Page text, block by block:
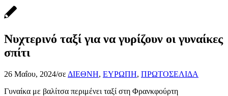
Νυχτερινό ταξί για να γυρίζουν οι γυναίκες
σπίτι
26 Μαΐου, 2024/σε ΔΙΕΘΝΗ, ΕΥΡΩΠΗ, ΠΡΩΤΟΣΕΛΙΔΑ
Γυναίκα με βαλίτσα περιμένει ταξί στη Φρανκφούρτη